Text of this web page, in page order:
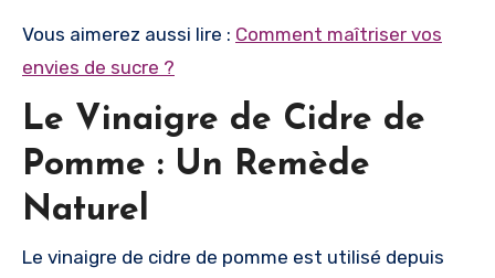
Vous aimerez aussi lire : Comment maîtriser vos
envies de sucre ?
Le Vinaigre de Cidre de
Pomme : Un Remède
Naturel
Le vinaigre de cidre de pomme est utilisé depuis